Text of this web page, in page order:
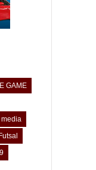
GAME
media